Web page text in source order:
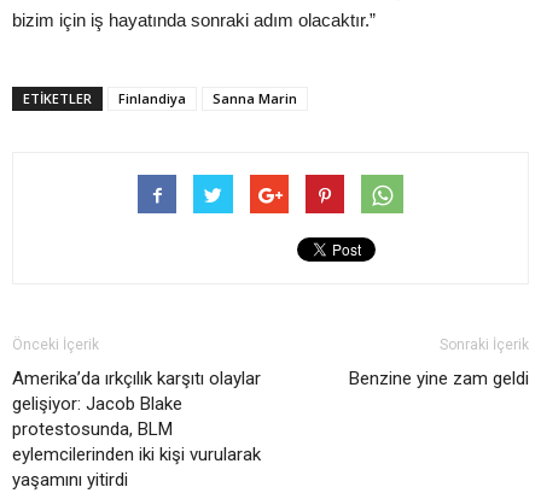
bizim için iş hayatında sonraki adım olacaktır.”
ETIKETLER Finlandiya Sanna Marin
Önceki İçerik
Amerika’da ırkçılık karşıtı olaylar
gelişiyor: Jacob Blake
protestosunda, BLM
eylemcilerinden iki kişi vurularak
yaşamını yitirdi
Sonraki İçerik
Benzine yine zam geldi